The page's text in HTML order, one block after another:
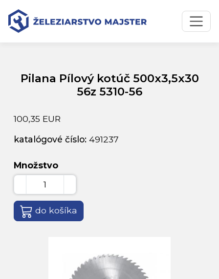
Preskočiť na obsah
Preskočiť na hlavné menu
Úvodná stránka
Pilana Pílový kotúč 500x3,5x30 56z 5310-56
Pilana Pílový kotúč 500x3,5x30
56z 5310-56
100,35 EUR
katalógové číslo: 491237
Množstvo
do košíka